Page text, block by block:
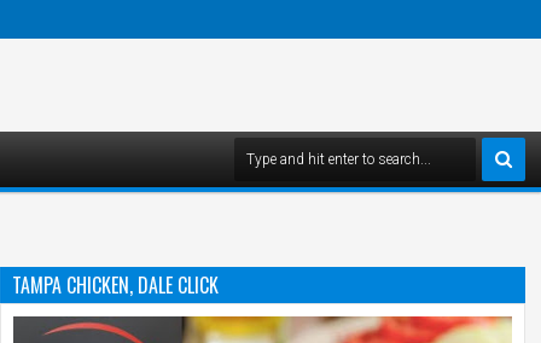
TAMPA CHICKEN, DALE CLICK